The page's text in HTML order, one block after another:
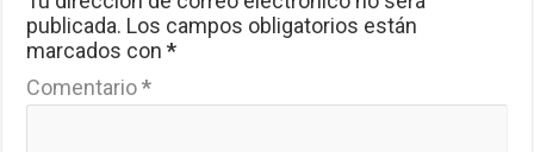
publicada. Los campos obligatorios están
marcados con*
Comentario*